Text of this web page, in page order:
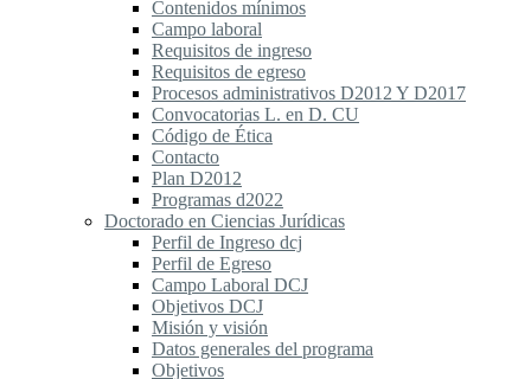
Contenidos mínimos
Campo laboral
Requisitos de ingreso
Requisitos de egreso
Procesos administrativos D2012 Y D2017
Convocatorias L. en D. CU
Código de Ética
Contacto
Plan D2012
Programas d2022
Doctorado en Ciencias Jurídicas
Perfil de Ingreso dcj
Perfil de Egreso
Campo Laboral DCJ
Objetivos DCJ
Misión y visión
Datos generales del programa
Objetivos